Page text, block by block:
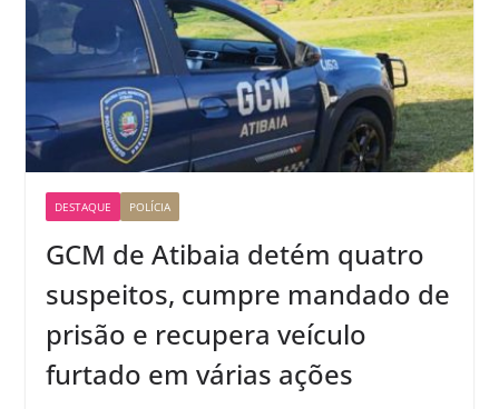
DESTAQUE POLÍCIA
GCM de Atibaia detém quatro
suspeitos, cumpre mandado de
prisão e recupera veículo
furtado em várias ações